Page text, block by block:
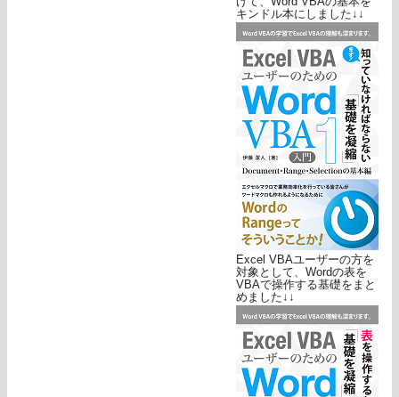
キンドル本にしました↓↓
Excel VBAユーザーの方を
対象として、Wordの表を
VBAで操作する基礎をまと
めました↓↓